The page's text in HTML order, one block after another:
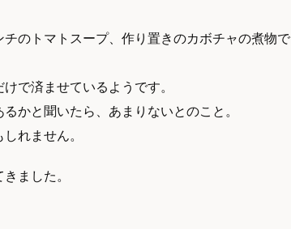
のトマトスープ、作り置きのカボチャの煮物で
で済ませているようです。
かと聞いたら、あまりないとのこと。
れません。
ました。